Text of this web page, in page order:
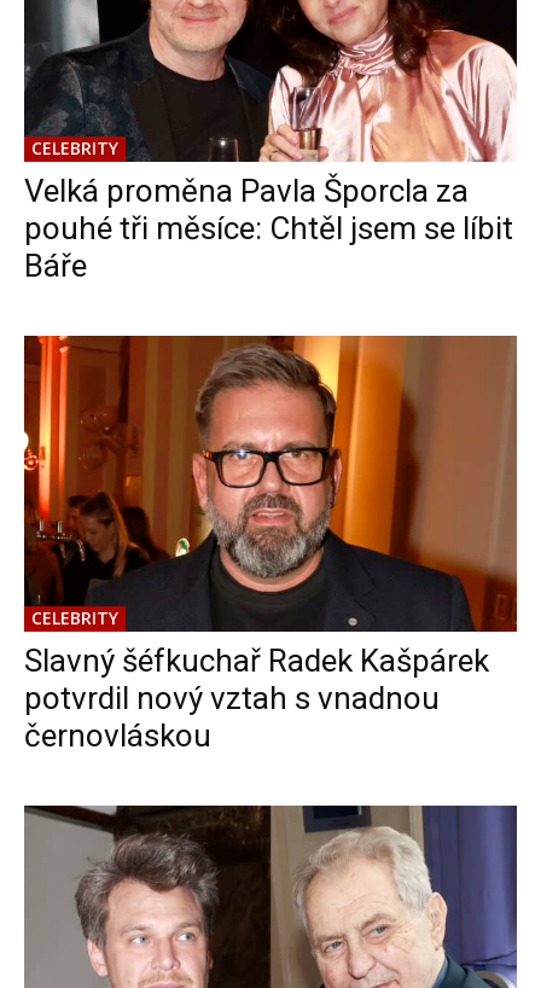
CELEBRITY
Velká proměna Pavla Šporcla za
pouhé tři měsíce: Chtěl jsem se líbit
Báře
CELEBRITY
Slavný šéfkuchař Radek Kašpárek
potvrdil nový vztah s vnadnou
černovláskou